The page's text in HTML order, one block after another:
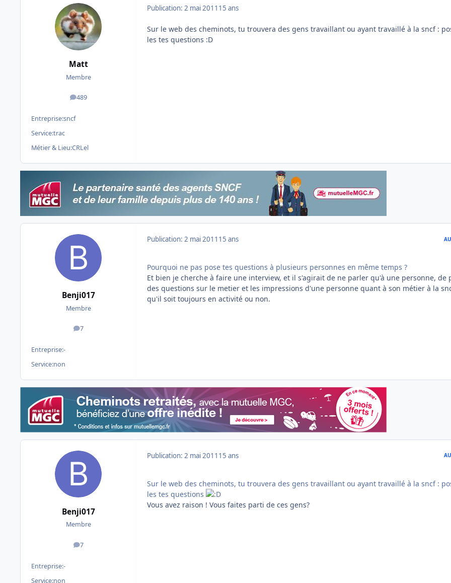
Matt
Membre
489
messages
Entreprise:sncf
Service:trac
Métier & Lieu:CRLel
Publication: 2 mai 2011 15 ans
Sur le web des cheminots, tu trouvera des gens travaillant ou ayant travaillé à la sncf :
les tes questions :D
Benji017
Membre
7
messages
Entreprise:-
Service:non
Publication: 2 mai 2011 15 ans
Pourquoi ne pas pose tes questions à plusieurs personnes en même temps ?
Et bien je cherche à faire une interview, et il s'agirait de ne parler qu'à une personne, de
des questions sur le metier et les impressions d'une personne quant à son métier à la
qu'il soit toujours en activité ou non.
Benji017
Membre
7
messages
Entreprise:-
Service:non
Publication: 2 mai 2011 15 ans
Sur le web des cheminots, tu trouvera des gens travaillant ou ayant travaillé à la sncf :
les tes questions
Vous avez raison ! Vous faites parti de ces gens?